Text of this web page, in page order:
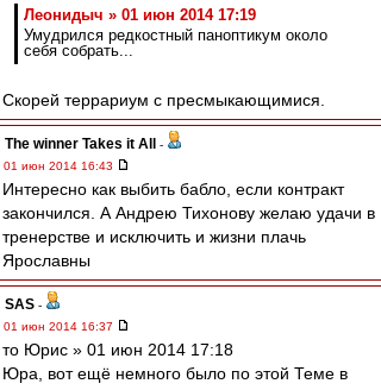
Леонидыч » 01 июн 2014 17:19
Умудрился редкостный паноптикум около
себя собрать...
Скорей террариум с пресмыкающимися.
The winner Takes it All
-
01 июн 2014 16:43
Интересно как выбить бабло, если контракт
закончился. А Андрею Тихонову желаю удачи в
тренерстве и исключить и жизни плачь
Ярославны
SAS -
01 июн 2014 16:37
то Юрис » 01 июн 2014 17:18
Юра, вот ещё немного было по этой Теме в